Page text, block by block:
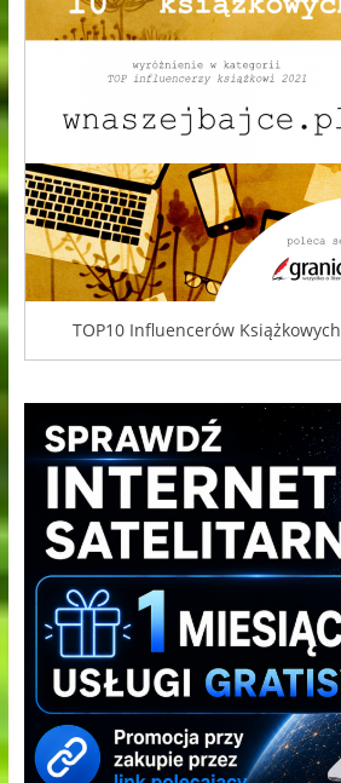
TOP10 Influencerów Książkowych